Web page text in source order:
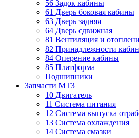
56 Задок кабины
61 Дверь боковая кабины
63 Дверь задняя
64 Дверь сдвижная
81 Вентиляция и
82 Принадлежности
84 Оперение кабины
85 Платформа
Подшипники
Запчасти МТЗ
10 Двигатель
11 Система питания
12 Система выпуска
13 Система охлаждения
14 Система смазки